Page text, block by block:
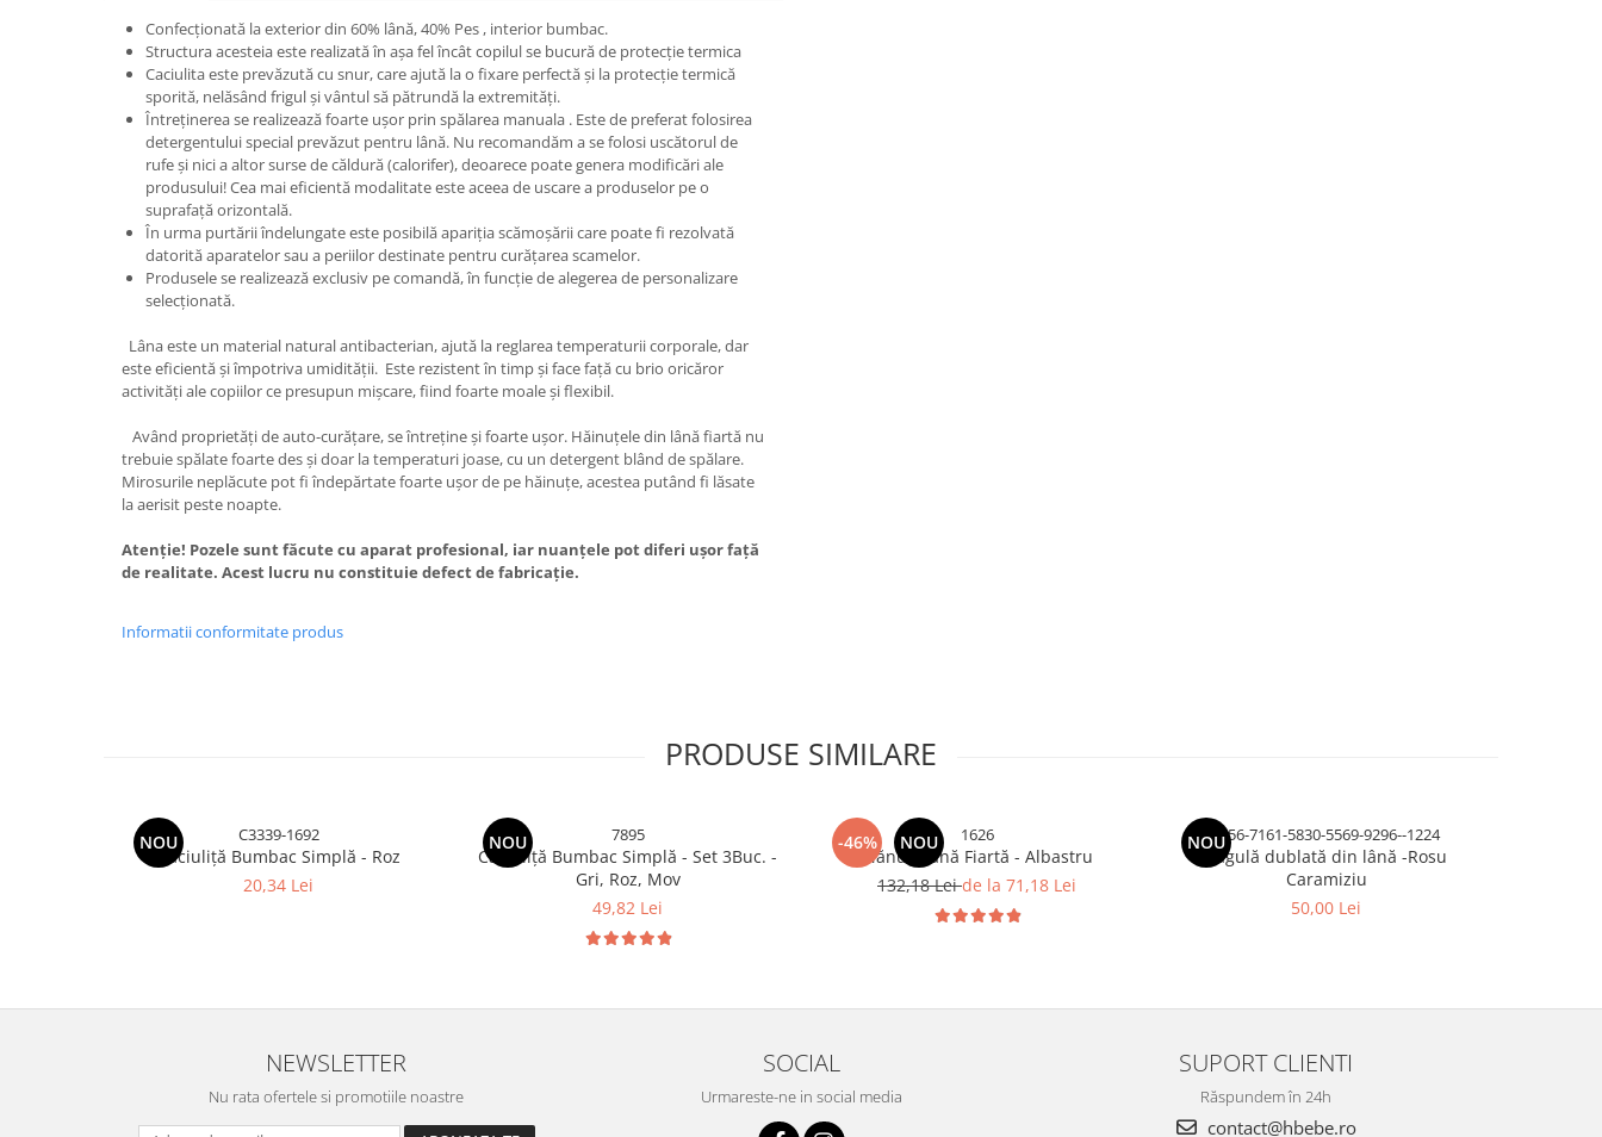
Confecționată la exterior din 60% lână, 40% Pes , interior bumbac.
Structura acesteia este realizată în așa fel încât copilul se bucură de protecție termica
Caciulita este prevăzută cu snur, care ajută la o fixare perfectă și la protecție termică
sporită, nelăsând frigul și vântul să pătrundă la extremități.
Întreținerea se realizează foarte ușor prin spălarea manuala . Este de preferat folosirea
detergentului special prevăzut pentru lână. Nu recomandăm a se folosi uscătorul de
rufe și nici a altor surse de căldură (calorifer), deoarece poate genera modificări ale
produsului! Cea mai eficientă modalitate este aceea de uscare a produselor pe o
suprafață orizontală.
În urma purtării îndelungate este posibilă apariția scămoșării care poate fi rezolvată
datorită aparatelor sau a periilor destinate pentru curățarea scamelor.
Produsele se realizează exclusiv pe comandă, în funcție de alegerea de personalizare
selecționată.
Lâna este un material natural antibacterian, ajută la reglarea temperaturii corporale, dar
este eficientă și împotriva umidității. Este rezistent în timp și face față cu brio oricăror
activități ale copiilor ce presupun mișcare, fiind foarte moale și flexibil.
Având proprietăți de auto-curățare, se întreține și foarte ușor. Hăinuțele din lână fiartă nu
trebuie spălate foarte des și doar la temperaturi joase, cu un detergent blând de spălare.
Mirosurile neplăcute pot fi îndepărtate foarte ușor de pe hăinuțe, acestea putând fi lăsate
la aerisit peste noapte.
Atenție! Pozele sunt făcute cu aparat profesional, iar nuanțele pot diferi ușor față
de realitate. Acest lucru nu constituie defect de fabricație.
Informatii conformitate produs
PRODUSE SIMILARE
NOU C3339-1692
Căciuliță Bumbac Simplă - Roz
20,34 Lei
NOU 7895
Căciuliță Bumbac Simplă - Set 3Buc. -
Gri, Roz, Mov
49,82 Lei
-46% NOU 1626
Mănuși lână Fiartă - Albastru
132,18 Leide la 71,18 Lei
NOUr456-7161-5830-5569-9296--1224
Cagulă dublată din lână -Rosu
Caramiziu
50,00 Lei
NEWSLETTER
Nu rata ofertele si promotiile noastre
SOCIAL
Urmareste-ne in social media
SUPORT CLIENTI
Răspundem în 24h
contact@hbebe.ro